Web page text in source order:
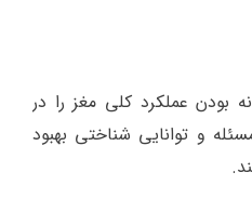
بودن عملکرد کلی مغز را در
و توانایی شناختی بهبود